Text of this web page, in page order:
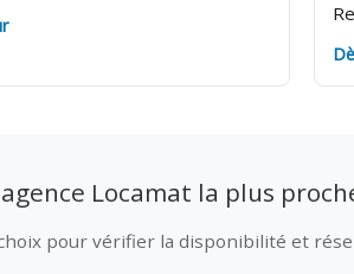
Locamat la plus
pour vérifier la disponibilité et